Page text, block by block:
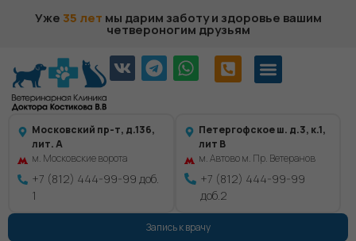
Уже 35 лет мы дарим заботу и здоровье вашим
четвероногим друзьям
Московский пр-т, д.136,
лит. А
м. Московские ворота
+7 (812) 444-99-99 доб.
1
Петергофское ш. д.3, к.1,
лит В
м. Автово м. Пр. Ветеранов
+7 (812) 444-99-99
доб.2
Запись к врачу